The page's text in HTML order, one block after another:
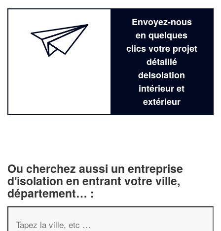
Envoyez-nous
en quelques
clics votre projet
détaillé
deIsolation
intérieur et
extérieur
Ou cherchez aussi un entreprise
d'isolation en entrant votre ville,
département… :